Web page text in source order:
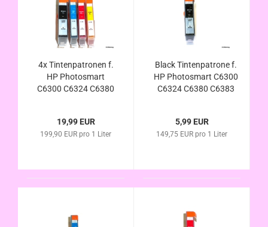
4x Tintenpatronen f.
HP Photosmart
C6300 C6324 C6380
D7560 kompatibel zu
HP364XL mit Chip
19,99 EUR
199,90 EUR pro 1 Liter
Black Tintenpatrone f.
HP Photosmart C6300
C6324 C6380 C6383
D7560 kompatibel
HP364XL mit
5,99 EUR
149,75 EUR pro 1 Liter